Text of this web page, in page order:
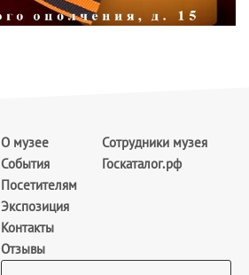
О музее
События
Посетителям
Экспозиция
Контакты
Отзывы
Сотрудники музея
Госкаталог.рф